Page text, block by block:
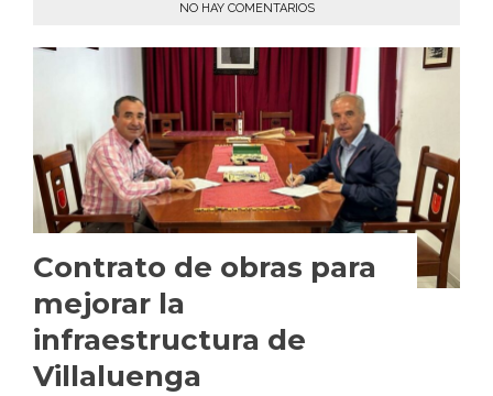
NO HAY COMENTARIOS
Contrato de obras para
mejorar la
infraestructura de
Villaluenga